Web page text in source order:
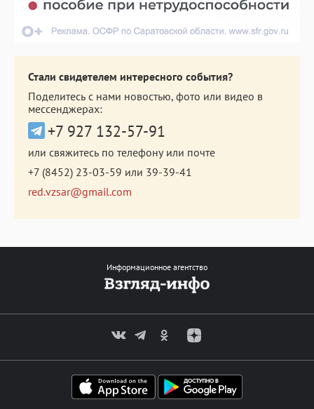
Стали свидетелем интересного события?
Поделитесь с нами новостью, фото или видео в
мессенджерах:
+7 927 132-57-91
или свяжитесь по телефону или почте
+7 (8452) 23-03-59 или 39-39-41
red.vzsar@gmail.com
Информационное агентство